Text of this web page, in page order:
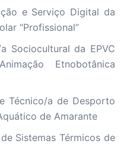
e Serviço Digital da
“Profissional”
Sociocultural da EPVC
Etnobotânica
Técnico/a de Desporto
de Amarante
Sistemas Térmicos de